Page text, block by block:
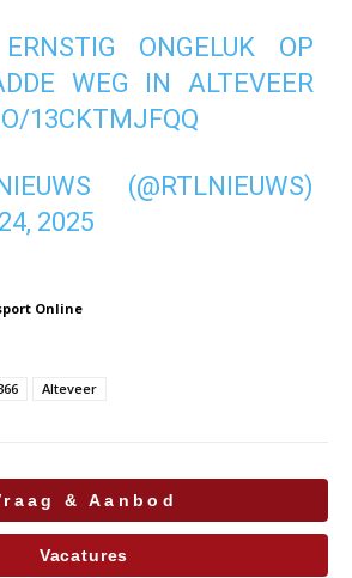
ONGELUK OP
WEG IN ALTEVEER
13CKTMJFQQ
(@RTLNIEUWS)
2025
Online
Alteveer
& Aanbod
Vacatures